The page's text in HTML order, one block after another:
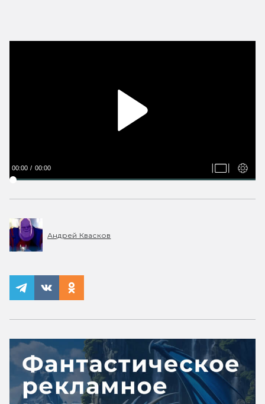
00:00 00:00
Андрей Квасков